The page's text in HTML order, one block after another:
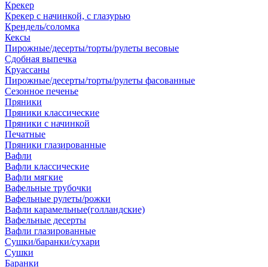
Крекер
Крекер с начинкой, с глазурью
Крендель/соломка
Кексы
Пирожные/десерты/торты/рулеты весовые
Сдобная выпечка
Круассаны
Пирожные/десерты/торты/рулеты фасованные
Сезонное печенье
Пряники
Пряники классические
Пряники с начинкой
Печатные
Пряники глазированные
Вафли
Вафли классические
Вафли мягкие
Вафельные трубочки
Вафельные рулеты/рожки
Вафли карамельные(голландские)
Вафельные десерты
Вафли глазированные
Сушки/баранки/сухари
Сушки
Баранки